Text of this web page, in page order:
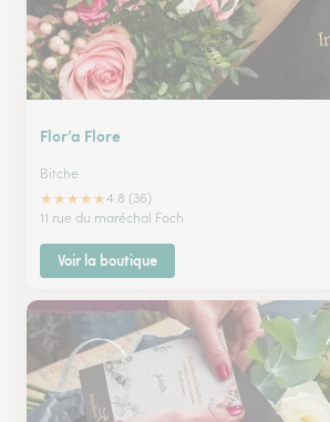
Flor’a Flore
Bitche
★★★★★4.8 (36)
11 rue du maréchal Foch
Voir la boutique